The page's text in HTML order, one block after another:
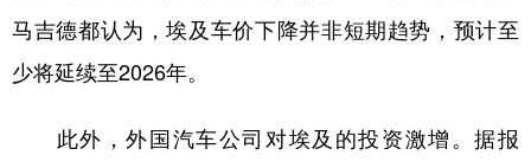
马吉德都认为，埃及车价下降并非短期趋势，预计至
少将延续至2026年。
此外，外国汽车公司对埃及的投资激增。据报